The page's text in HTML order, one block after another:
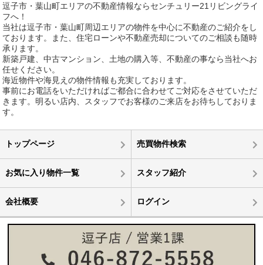
逗子市・葉山町エリアの不動産情報ならセンチュリー21リビングライ
フへ！
当社は逗子市・葉山町周辺エリアの物件を中心に不動産のご紹介をし
ております。また、住宅ローンや不動産売却についてのご相談も随時
承ります。
新築戸建、中古マンション、土地の購入等、不動産の事なら当社へお
任せください。
海近物件や海見えの物件情報も充実しております。
事前にお電話をいただければご都合に合わせてご対応をさせていただ
きます。明るい店内、スタッフでお客様のご来店をお待ちしておりま
す。
トップページ 売買物件検索
お気に入り物件一覧 スタッフ紹介
会社概要 ログイン